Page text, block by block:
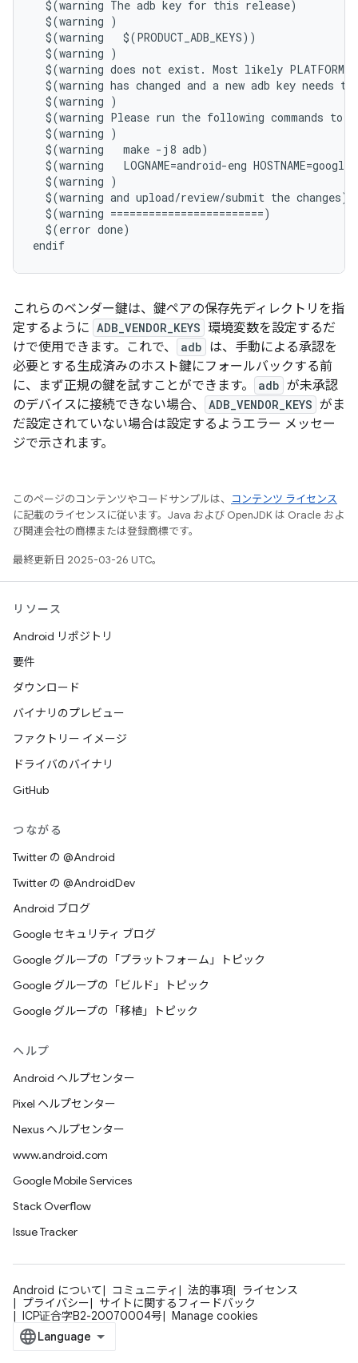
  $(warning The adb key for this release)
  $(warning )
  $(warning   $(PRODUCT_ADB_KEYS))
  $(warning )
$(warning does not exist. Most likely
$(warning has changed and a new adb key needs
  $(warning )
$(warning Please run the following commands to
  $(warning )
  $(warning   make -j8 adb)
$(warning   LOGNAME=android-eng
  $(warning )
  $(warning and upload/review/submit the changes)
  $(warning ========================)
  $(error done)
これらのベンダー鍵は、鍵ペアの保存先ディレクトリを指
定するように ADB_VENDOR_KEYS 環境変数を設定するだ
けで使用できます。これで、
adb は、手動による承認を
必要とする生成済みのホスト鍵にフォールバックする前
に、まず正規の鍵を試すことができます。
adb が未承認
のデバイスに接続できない場合、
ADB_VENDOR_KEYS がま
だ設定されていない場合は設定するようエラー メッセー
ジで示されます。
このページのコンテンツやコードサンプルは、
コンテンツ ライセンス
に記載のライセンスに従います。Java および OpenJDK は Oracle およ
び関連会社の商標または登録商標です。
最終更新日 2025-03-26 UTC。
リソース
Android リポジトリ
要件
ダウンロード
バイナリのプレビュー
ファクトリー イメージ
ドライバのバイナリ
GitHub
つながる
Twitter の @Android
Twitter の @AndroidDev
Android ブログ
Google セキュリティ ブログ
Google グループの「プラットフォーム」トピック
Google グループの「ビルド」トピック
Google グループの「移植」トピック
ヘルプ
Android ヘルプセンター
Pixel ヘルプセンター
Nexus ヘルプセンター
www.android.com
Google Mobile Services
Stack Overflow
Issue Tracker
Android について コミュニティ 法的事項
ライセンス
プライバシー
サイトに関するフィードバック
ICP证合字B2-20070004号
Manage cookies